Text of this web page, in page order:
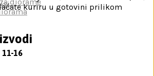
16
kuriru u gotovini prilikom